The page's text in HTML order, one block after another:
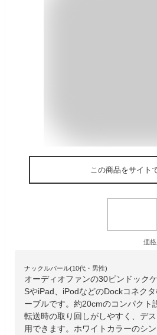
この商品をサイト
価
ナックルバール(10代・男性)
オーディオファンの30ピンドック
SやiPad、iPodなどのDockコネク
ーブルです。約20cmのコンパクト
転送時の取り回しがしやすく、デ
用できます。ホワイトカラーのシ